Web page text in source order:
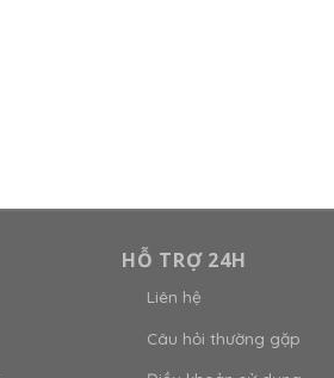
HỖ TRỢ 24H
Liên hệ
Câu hỏi thường gặp